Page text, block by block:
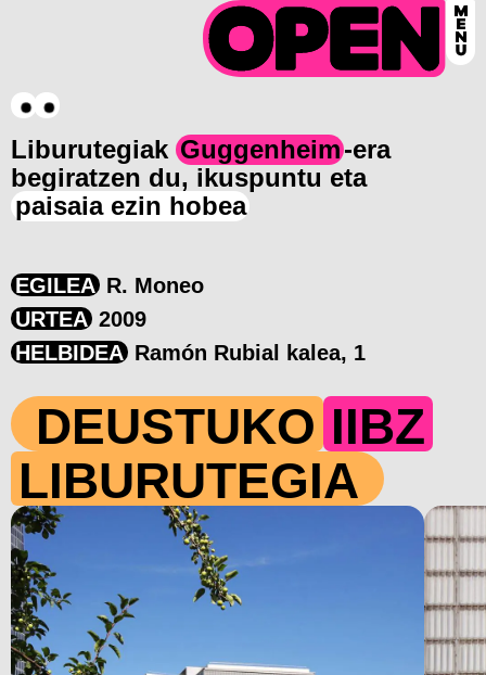
Liburutegiak Guggenheim-era
begiratzen du, ikuspuntu eta
paisaia ezin hobea
EGILEA R. Moneo
URTEA 2009
HELBIDEA Ramón Rubial kalea, 1
DEUSTUKO IIBZ
LIBURUTEGIA